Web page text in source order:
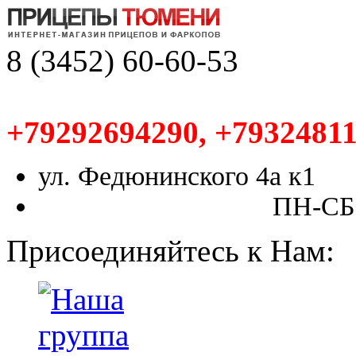
8 (3452) 60-60-53
+79292694290,
ул. Федюнинского 4а к1
ПН-СБ,
Присоединяйтесь к Нам: